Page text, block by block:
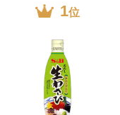
1位